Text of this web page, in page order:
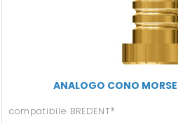
ANALOGO CONO
compatibile BREDENT®